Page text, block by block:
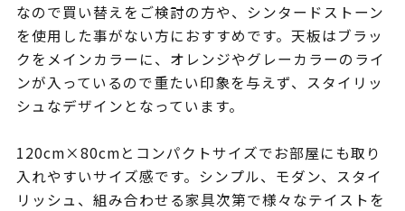
なので買い替えをご検討の方や、シンタードストーン
を使用した事がない方におすすめです。天板はブラッ
クをメインカラーに、オレンジやグレーカラーのライ
ンが入っているので重たい印象を与えず、スタイリッ
シュなデザインとなっています。
120cm×80cmとコンパクトサイズでお部屋にも取り
入れやすいサイズ感です。シンプル、モダン、スタイ
リッシュ、組み合わせる家具次第で様々なテイストを